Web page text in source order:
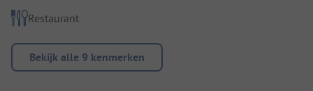
Restaurant
Bekijk alle 9 kenmerken